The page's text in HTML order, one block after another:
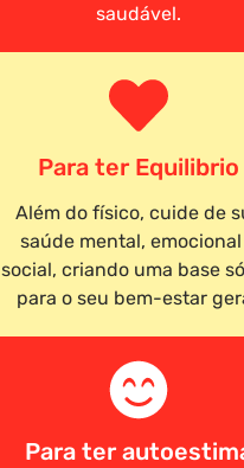
saudável.
Para ter Equilibrio
Além do físico, cuide de
saúde mental,
social, criando uma base
para o seu bem-estar
Para ter